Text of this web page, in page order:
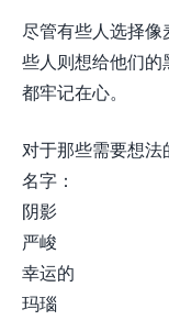
尽管有些人选择
些人则想给他们
都牢记在心。
对于那些需要想
名字：
阴影
严峻
幸运的
玛瑙